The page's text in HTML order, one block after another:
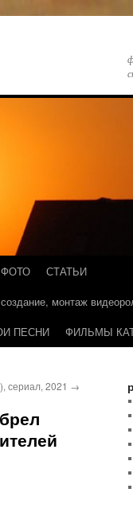
ФОТО
СТАТЬИ
монтаж
ПЕСНИ ФИЛЬМЫ
сериал, 2021 →